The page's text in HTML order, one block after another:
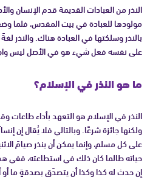
النذر من العبادات القديمة قدم الإنسان
مولودها للعبادة في بيت المقدس، فلما
بالنذر وسلكتها في العبادة هناك. والنذر
على نفسه فعل شيء هو في الأصل ليس
ما هو النذر في الإسلام؟
النذر في الإسلام هو التعهد بأداء طاعات
ولكنها جائزة شرعًا. وبالتالي فلا يُقال إن
على كل مسلم، وإنما يمكن أن ينذر صيامَ
حياته طالما كان ذلك في استطاعته، ففي
إن حدث له كذا وكذا أن يتصدّق بصدقةٍ ما أو